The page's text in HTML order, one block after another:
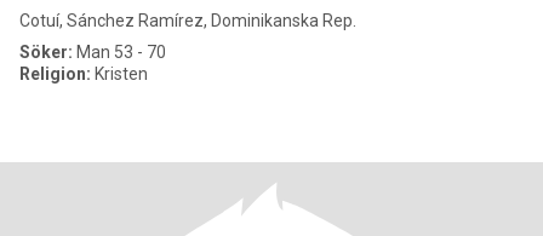
Cotuí, Sánchez Ramírez, Dominikanska Rep.
Söker: Man 53 - 70
Religion: Kristen